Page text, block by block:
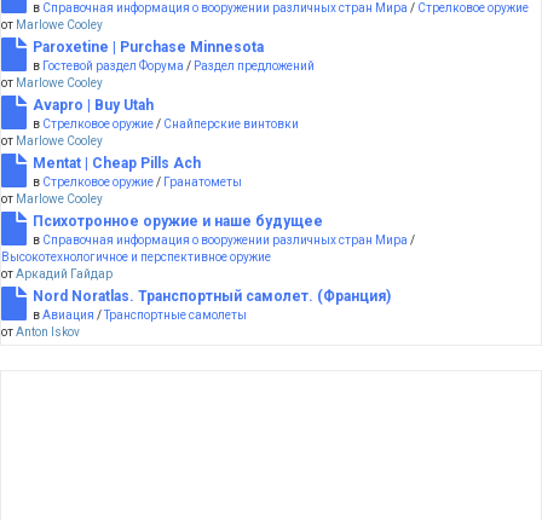
в Справочная информация о вооружении различных стран Мира / Стрелковое оружие
от Marlowe Cooley
Paroxetine | Purchase Minnesota
в Гостевой раздел Форума / Раздел предложений
от Marlowe Cooley
Avapro | Buy Utah
в Стрелковое оружие/ Снайперские винтовки
от Marlowe Cooley
Mentat | Cheap Pills Ach
в Стрелковое оружие/ Гранатометы
от Marlowe Cooley
Психотронное оружие и наше будущее
в Справочная информация о вооружении различных стран Мира /
Высокотехнологичное и перспективное оружие
отАркадий Гайдар
Nord Noratlas. Транспортный самолет. (Франция)
вАвиация /Транспортные самолеты
отAnton Iskov